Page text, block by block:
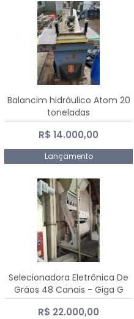
Balancim hidráulico Atom 20
toneladas
R$ 14.000,00
Lançamento
Selecionadora Eletrônica De
Grãos 48 Canais - Giga G
10000
R$ 22.000,00